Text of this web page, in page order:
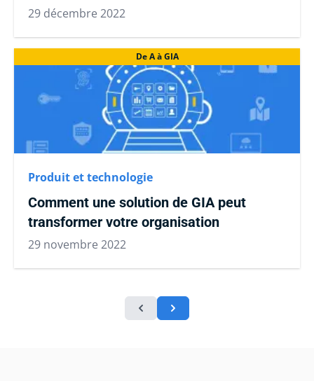
29 décembre 2022
De A à GIA
Produit et technologie
Comment une solution de GIA peut
transformer votre organisation
29 novembre 2022